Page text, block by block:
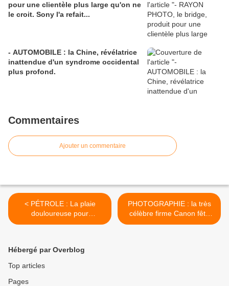
pour une clientèle plus large qu'on ne
le croit. Sony l'a refait...
- AUTOMOBILE : la Chine, révélatrice
inattendue d'un syndrome occidental
plus profond.
Commentaires
Ajouter un commentaire
< PÉTROLE : La plaie
douloureuse pour
l'économie et les dessous
PHOTOGRAPHIE : la très
célèbre firme Canon fête
deux performances à très
Hébergé par Overblog
Top articles
Pages